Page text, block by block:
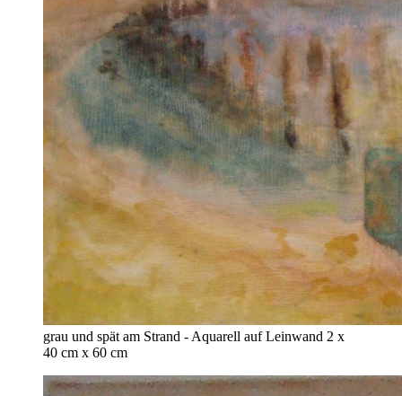
grau und spät am Strand - Aquarell auf Leinwand 2 x
40 cm x 60 cm